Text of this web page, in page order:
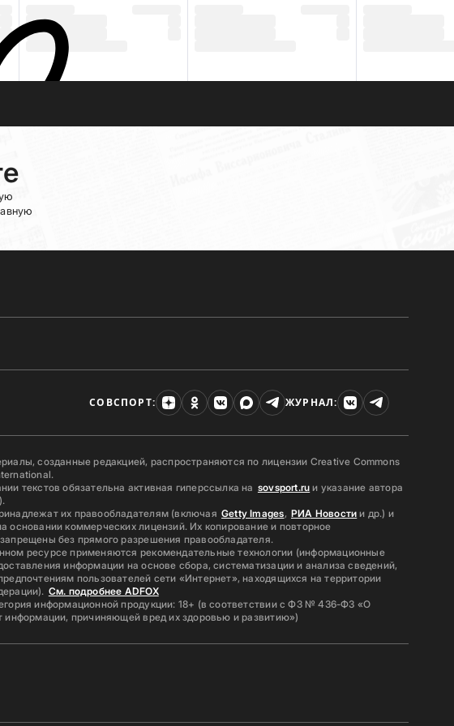
СОВСПОРТ: ЖУРНАЛ:
созданные редакцией, распространяются по лицензии Creative Commons
текстов обязательна активная гиперссылка на sovsport.ru и указание автора
их правообладателям (включая Getty Images, РИА Новости и др.) и
основании коммерческих лицензий. Их копирование и повторное
без прямого разрешения правообладателя.
ресурсе применяются рекомендательные технологии (информационные
информации на основе сбора, систематизации и анализа сведений,
пользователей сети «Интернет», находящихся на территории
См. подробнее ADFOX
информационной продукции: 18+ (в соответствии с ФЗ № 436-ФЗ «О
информации, причиняющей вред их здоровью и развитию»)